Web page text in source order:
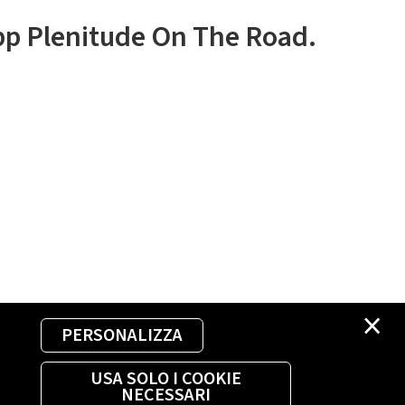
×
PERSONALIZZA
USA SOLO I COOKIE
NECESSARI
Plenitude On The Road.